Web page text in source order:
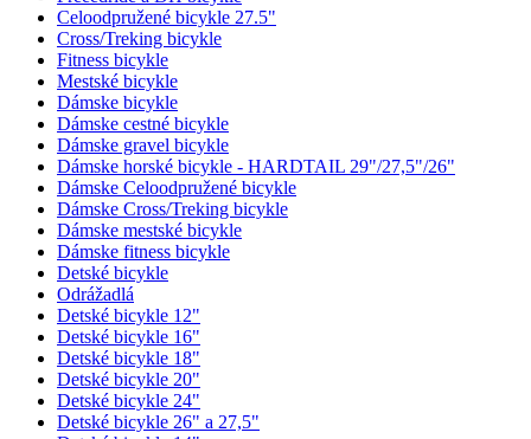
Celoodpružené bicykle 27.5"
Cross/Treking bicykle
Fitness bicykle
Mestské bicykle
Dámske bicykle
Dámske cestné bicykle
Dámske gravel bicykle
Dámske horské bicykle - HARDTAIL 29"/27,5"/26"
Dámske Celoodpružené bicykle
Dámske Cross/Treking bicykle
Dámske mestské bicykle
Dámske fitness bicykle
Detské bicykle
Odrážadlá
Detské bicykle 12"
Detské bicykle 16"
Detské bicykle 18"
Detské bicykle 20"
Detské bicykle 24"
Detské bicykle 26" a 27,5"